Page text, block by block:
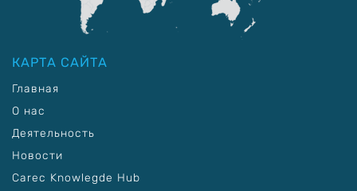
КАРТА САЙТА
Главная
О нас
Деятельность
Новости
Carec Knowlegde Hub